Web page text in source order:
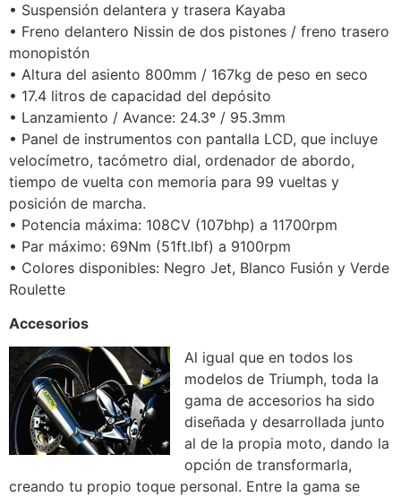
• Suspensión delantera y trasera Kayaba
• Freno delantero Nissin de dos pistones / freno trasero
monopistón
• Altura del asiento 800mm / 167kg de peso en seco
• 17.4 litros de capacidad del depósito
• Lanzamiento / Avance: 24.3º / 95.3mm
• Panel de instrumentos con pantalla LCD, que incluye
velocímetro, tacómetro dial, ordenador de abordo,
tiempo de vuelta con memoria para 99 vueltas y
posición de marcha.
• Potencia máxima: 108CV (107bhp) a 11700rpm
• Par máximo: 69Nm (51ft.lbf) a 9100rpm
• Colores disponibles: Negro Jet, Blanco Fusión y Verde
Roulette
Accesorios
Al igual que en todos los
modelos de Triumph, toda la
gama de accesorios ha sido
diseñada y desarrollada junto
al de la propia moto, dando la
opción de transformarla,
creando tu propio toque personal. Entre la gama se